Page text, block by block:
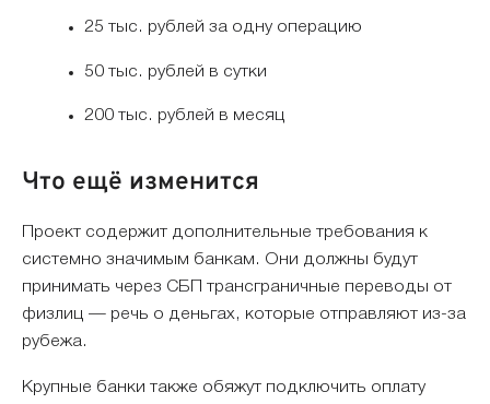
25 тыс. рублей за одну операцию
50 тыс. рублей в сутки
200 тыс. рублей в месяц
Что ещё изменится
Проект содержит дополнительные требования к
системно значимым банкам. Они должны будут
принимать через СБП трансграничные переводы от
физлиц — речь о деньгах, которые отправляют из-за
рубежа.
Крупные банки также обяжут подключить оплату